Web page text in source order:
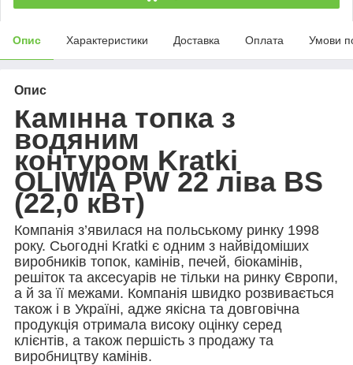
Опис Характеристики Доставка Оплата Умови
Опис
Камінна топка з
водяним
контуром Kratki
OLIWIA PW 22 ліва BS
(22,0 кВт)
Компанія з’явилася на польському ринку 1998
року. Сьогодні Kratki є одним з найвідоміших
виробників топок, камінів, печей, біокамінів,
решіток та аксесуарів не тільки на ринку Європи,
а й за її межами. Компанія швидко розвивається
також і в Україні, адже якісна та довговічна
продукція отримала високу оцінку серед
клієнтів, а також першість з продажу та
виробництву камінів.